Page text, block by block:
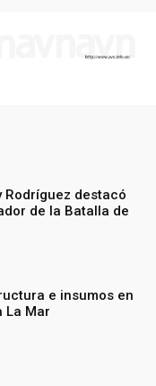
Rodríguez destacó
de la Batalla de
e insumos en
La Mar